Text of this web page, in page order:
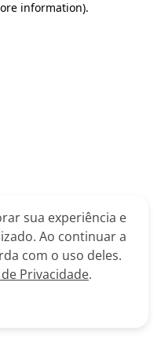
information).
sua experiência e
Ao continuar a
com o uso deles.
Privacidade.